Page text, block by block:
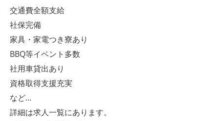
交通費全額支給
社保完備
家具・家電つき寮あり
BBQ等イベント多数
社用車貸出あり
資格取得支援充実
など…
詳細は求人一覧にあります。